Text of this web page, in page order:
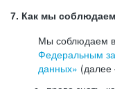
7. Как мы
Мы соблюдаем
Федеральным
данных»